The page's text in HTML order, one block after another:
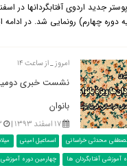
دوره چهارم) رونمایی شد. در ادامه
امروز _ از ساعت ۱۴
نشست خبری
بانوان
۱۷ اسفند ۱۳۹۳ |
محدثی خراسانی اسماعیل امینی
آموزشی آفتابگردان ها
چهارمین دوره آموزشی